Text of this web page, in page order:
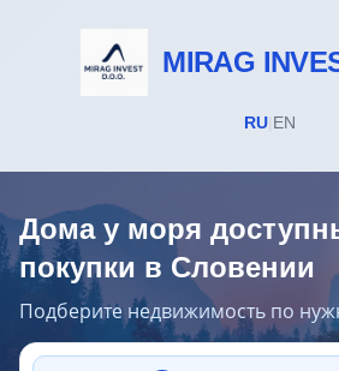
MIRAG
RU| EN
Недвижимость
Дома у моря
покупки в Словении
Подберите недвижимость по